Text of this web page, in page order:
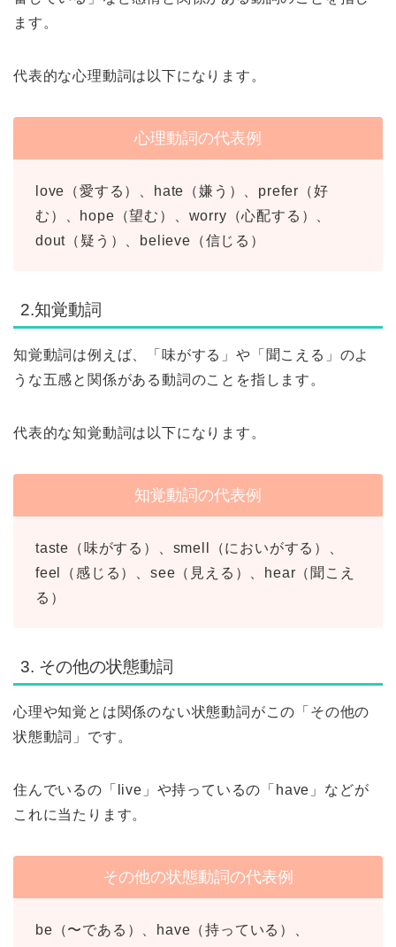
ます。
代表的な心理動詞は以下になります。
心理動詞の代表例
love（愛する）、hate（嫌う）、prefer（好
む）、hope（望む）、worry（心配する）、
dout（疑う）、believe（信じる）
2.知覚動詞
知覚動詞は例えば、「味がする」や「聞こえる」のよ
うな五感と関係がある動詞のことを指します。
代表的な知覚動詞は以下になります。
知覚動詞の代表例
taste（味がする）、smell（においがする）、
feel（感じる）、see（見える）、hear（聞こえ
る）
3. その他の状態動詞
心理や知覚とは関係のない状態動詞がこの「その他の
状態動詞」です。
住んでいるの「live」や持っているの「have」などが
これに当たります。
その他の状態動詞の代表例
be（〜である）、have（持っている）、